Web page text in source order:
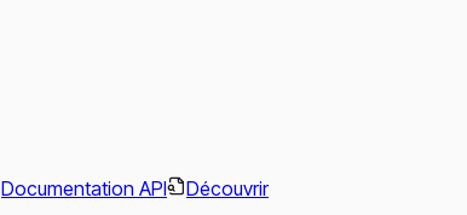
Documentation API Découvrir